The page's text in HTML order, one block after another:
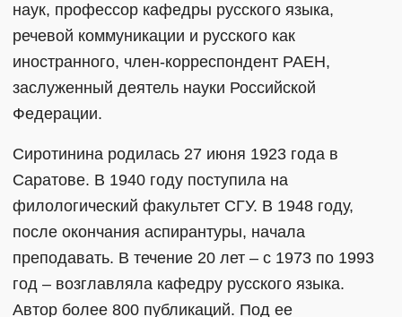
наук, профессор кафедры русского языка,
речевой коммуникации и русского как
иностранного, член-корреспондент РАЕН,
заслуженный деятель науки Российской
Федерации.
Сиротинина родилась 27 июня 1923 года в
Саратове. В 1940 году поступила на
филологический факультет СГУ. В 1948 году,
после окончания аспирантуры, начала
преподавать. В течение 20 лет – с 1973 по 1993
год – возглавляла кафедру русского языка.
Автор более 800 публикаций. Под ее